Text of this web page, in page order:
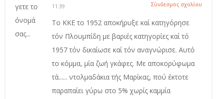
11:39
Σύνδεσμος σχολίου
Το ΚΚΕ το 1952 αποκήρυξε καί κατηγόρησε
τόν Πλουμπίδη με βαριές κατηγορίες καί τό
1957 τόν δικαίωσε καί τόν αναγνώρισε. Αυτό
το κόμμα, μία ζωή γκάφες. Με αποκορύφωμα
τά...... ντολμαδάκια τής Μαρίκας, πού έκτοτε
παραπαίει γύρω στο 5% χωρίς καμμία